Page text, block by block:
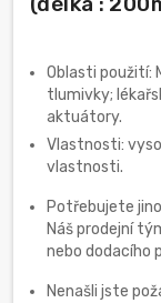
Oblasti použití:
tlumivky;
aktuátory.
Vlastnosti:
vlastnosti.
Potřebujete
Náš prodejní
nebo dodacího
Nenašli jste